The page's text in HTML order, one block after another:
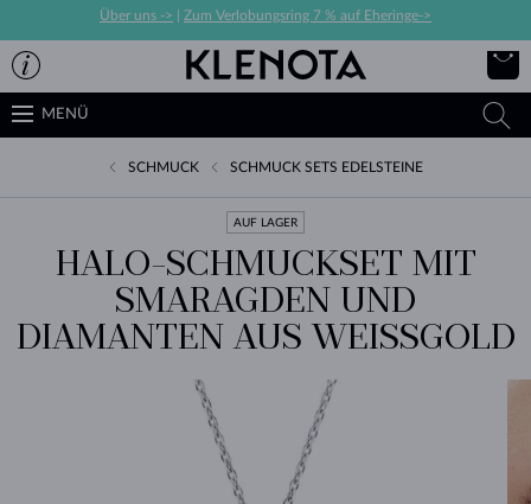
Über uns -> Zum Verlobungsring 7 % auf Eheringe->
MENÜ
SCHMUCK SCHMUCK SETS EDELSTEINE
AUF LAGER
HALO-SCHMUCKSET MIT
SMARAGDEN UND
DIAMANTEN AUS WEISSGOLD